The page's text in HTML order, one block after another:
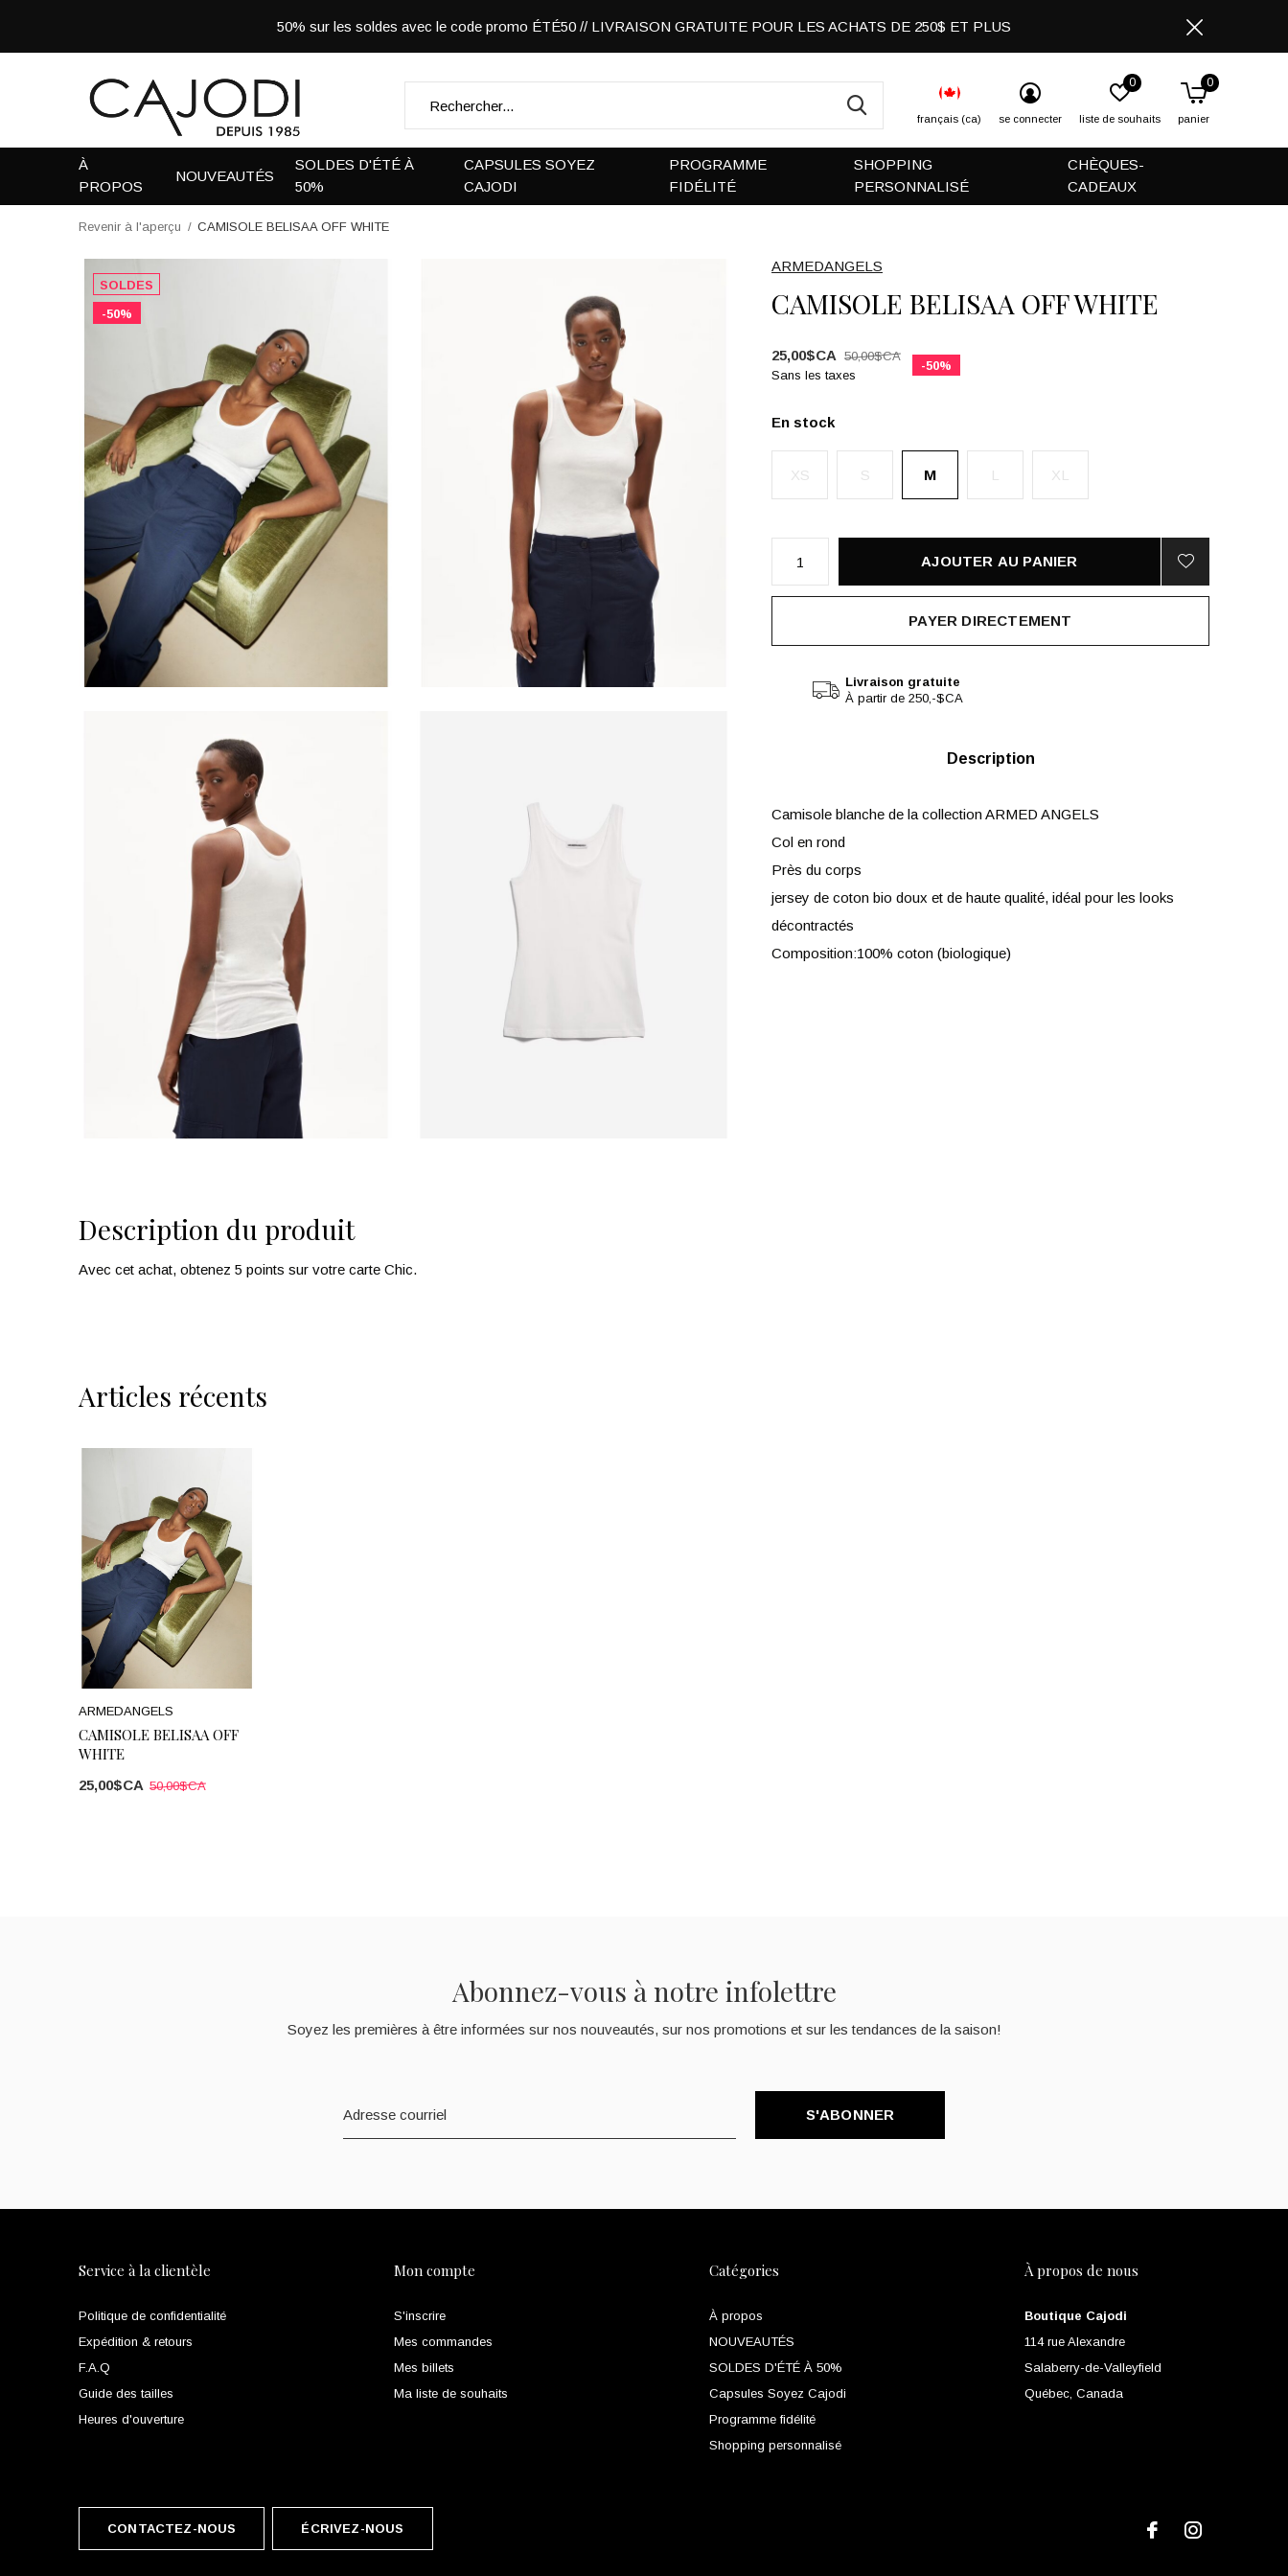
À
PROPOS
NOUVEAUTÉS
SOLDES D'ÉTÉ À
50%
CAPSULES SOYEZ
CAJODI
PROGRAMME
FIDÉLITÉ
SHOPPING
PERSONNALISÉ
CHÈQUES-
CADEAUX
français (ca) se connecter liste de souhaits
0
panier
0
50% sur les soldes avec le code promo ÉTÉ50 // LIVRAISON GRATUITE POUR LES ACHATS DE 250$ ET PLUS
Revenir à l'aperçu CAMISOLE BELISAA OFF WHITE
SOLDES
-50%
ARMEDANGELS
CAMISOLE BELISAA OFF WHITE
25,00$CA 50,00$CA
Sans les taxes
-50%
En stock
XS S M L XL
AJOUTER AU PANIER
PAYER DIRECTEMENT
Livraison gratuite
À partir de 250,-$CA
Description
Camisole blanche de la collection ARMED ANGELS
Col en rond
Près du corps
jersey de coton bio doux et de haute qualité, idéal pour les looks
décontractés
Composition:100% coton (biologique)
Description du produit
Avec cet achat, obtenez 5 points sur votre carte Chic.
Articles récents
ARMEDANGELS
CAMISOLE BELISAA OFF
WHITE
25,00$CA 50,00$CA
Abonnez-vous à notre infolettre
Soyez les premières à être informées sur nos nouveautés, sur nos promotions et sur les tendances de la saison!
S'ABONNER
Service à la clientèle
Politique de confidentialité
Expédition & retours
F.A.Q
Guide des tailles
Heures d'ouverture
Mon compte
S'inscrire
Mes commandes
Mes billets
Ma liste de souhaits
Catégories
À propos
NOUVEAUTÉS
SOLDES D'ÉTÉ À 50%
Capsules Soyez Cajodi
Programme fidélité
Shopping personnalisé
À propos de nous
Boutique Cajodi
114 rue Alexandre
Salaberry-de-Valleyfield
Québec, Canada
CONTACTEZ-NOUS ÉCRIVEZ-NOUS